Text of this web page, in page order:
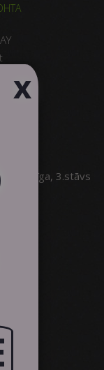
323, Rīga, 3.stāvs
x